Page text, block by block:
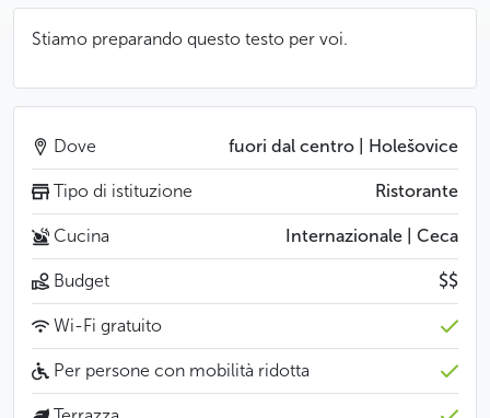
Stiamo preparando questo testo per voi.
Dove fuori dal centro | Holešovice
Tipo di istituzione Ristorante
Cucina Internazionale | Ceca
Budget $$
Wi-Fi gratuito
Per persone con mobilità ridotta